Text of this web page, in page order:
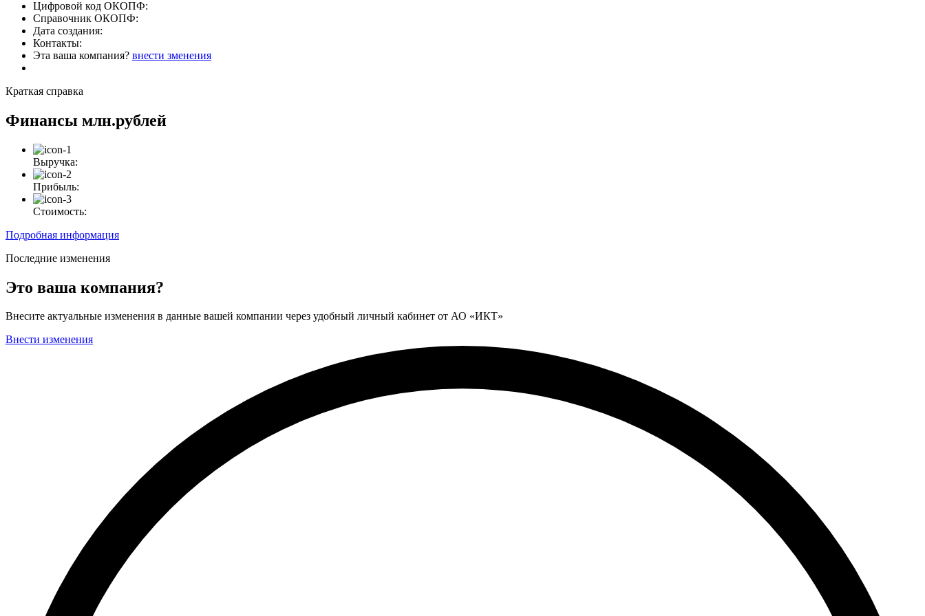
Цифровой код ОКОПФ:
Справочник ОКОПФ:
Дата создания:
Контакты:
Эта ваша компания? внести зменения
Краткая справка
Финансы млн.рублей
Выручка:
Прибыль:
Стоимость:
Подробная информация
Последние изменения
Это ваша компания?
Внесите актуальные изменения в данные вашей компании через удобный личный кабинет от АО «ИКТ»
Внести изменения